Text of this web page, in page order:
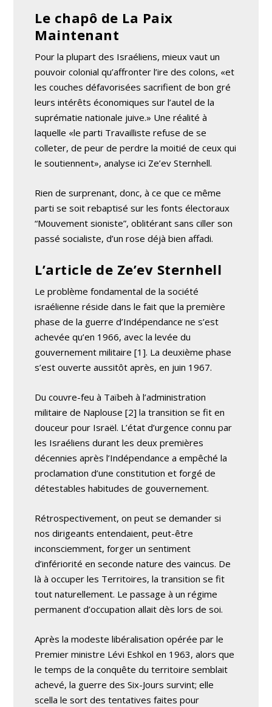
Le chapô de La Paix
Maintenant
Pour la plupart des Israéliens, mieux vaut un
pouvoir colonial qu’affronter l’ire des colons, «et
les couches défavorisées sacrifient de bon gré
leurs intérêts économiques sur l’autel de la
suprématie nationale juive.» Une réalité à
laquelle «le parti Travailliste refuse de se
colleter, de peur de perdre la moitié de ceux qui
le soutiennent», analyse ici Ze’ev Sternhell.
Rien de surprenant, donc, à ce que ce même
parti se soit rebaptisé sur les fonts électoraux
“Mouvement sioniste”, oblitérant sans ciller son
passé socialiste, d’un rose déjà bien affadi.
L’article de Ze’ev Sternhell
Le problème fondamental de la société
israélienne réside dans le fait que la première
phase de la guerre d’Indépendance ne s’est
achevée qu’en 1966, avec la levée du
gouvernement militaire [1]. La deuxième phase
s’est ouverte aussitôt après, en juin 1967.
Du couvre-feu à Taïbeh à l’administration
militaire de Naplouse [2] la transition se fit en
douceur pour Israël. L’état d’urgence connu par
les Israéliens durant les deux premières
décennies après l’Indépendance a empêché la
proclamation d’une constitution et forgé de
détestables habitudes de gouvernement.
Rétrospectivement, on peut se demander si
nos dirigeants entendaient, peut-être
inconsciemment, forger un sentiment
d’infériorité en seconde nature des vaincus. De
là à occuper les Territoires, la transition se fit
tout naturellement. Le passage à un régime
permanent d’occupation allait dès lors de soi.
Après la modeste libéralisation opérée par le
Premier ministre Lévi Eshkol en 1963, alors que
le temps de la conquête du territoire semblait
achevé, la guerre des Six-Jours survint; elle
scella le sort des tentatives faites pour